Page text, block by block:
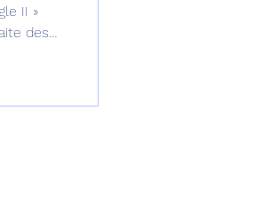
II »
des